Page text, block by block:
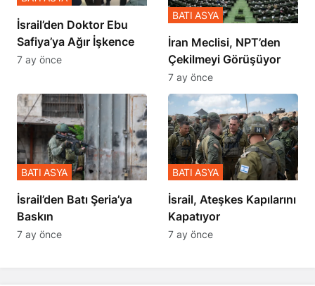
İsrail’den Doktor Ebu
Safiya’ya Ağır İşkence
7 ay önce
İran Meclisi, NPT’den
Çekilmeyi Görüşüyor
BATI ASYA
7 ay önce
​​​​​​​İsrail’den Batı Şeria’ya
Baskın
BATI ASYA
7 ay önce
İsrail, Ateşkes Kapılarını
Kapatıyor
BATI ASYA
7 ay önce